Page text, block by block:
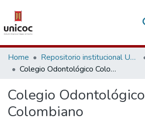
Communities & Collections
Research Outputs
Fundings & Projects
People
Home Repositorio institucional Unicoc, RI-unicoc
Colegio Odontológico Colombiano
Colegio Odontológico
Colombiano